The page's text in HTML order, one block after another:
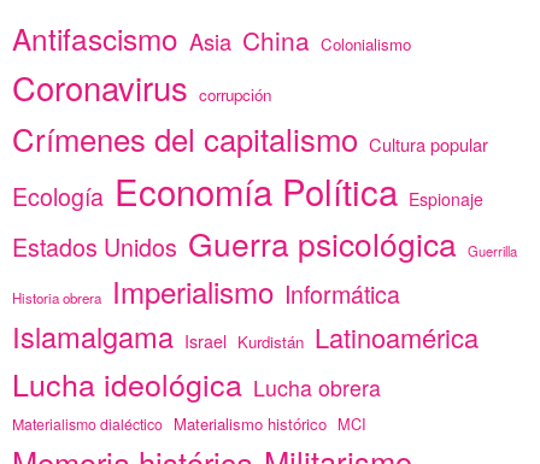
Antifascismo Asia China Colonialismo
Coronavirus corrupción
Crímenes del capitalismo Cultura popular
Ecología Economía Política Espionaje
Estados Unidos Guerra psicológica Guerrilla
Historia obrera Imperialismo Informática
Islamalgama Israel Kurdistán Latinoamérica
Lucha ideológica Lucha obrera
Materialismo dialéctico Materialismo histórico MCI